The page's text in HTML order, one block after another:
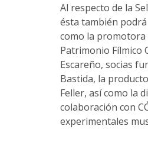
Al respecto de la
ésta también
como la promotora
Patrimonio Fílmico
Escareño, socias
Bastida, la
Feller, así como la
colaboración con
experimentales